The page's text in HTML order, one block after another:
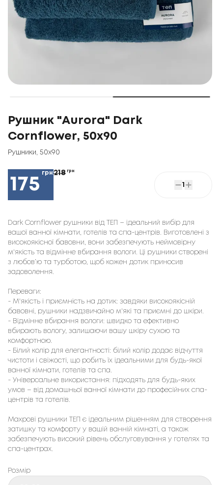
Рушник "Aurora" Dark
Cornflower, 50x90
Рушники 50x90
175
грн218 грн
1
Dark Cornflower рушники від ТЕП – ідеальний вибір для
вашої ванної кімнати, готелів та спа-центрів. Виготовлені з
високоякісної бавовни, вони забезпечують неймовірну
м'якість та відмінне вбирання вологи. Ці рушники створені
з любов’ю та турботою, щоб кожен дотик приносив
задоволення.
Переваги:
- М'якість і приємність на дотик: завдяки високоякісній
бавовні, рушники надзвичайно м'які та приємні до шкіри.
- Відмінне вбирання вологи: швидко та ефективно
вбирають вологу, залишаючи вашу шкіру сухою та
комфортною.
- Білий колір для елегантності: білий колір додає відчуття
чистоти і свіжості, що робить їх ідеальними для будь-якої
ванної кімнати, готелів та спа.
- Універсальне використання: підходять для будь-яких
умов – від домашньої ванної кімнати до професійних спа-
центрів та готелів.
Махрові рушники ТЕП є ідеальним рішенням для створення
затишку та комфорту у вашій ванній кімнаті, а також
забезпечують високий рівень обслуговування у готелях та
спа-центрах.
Розмір